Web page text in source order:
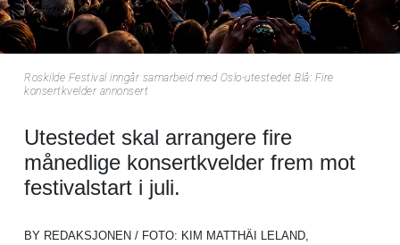
Roskilde Festival inngår samarbeid med Oslo-utestedet Blå: Fire
konsertkvelder annonsert
Utestedet skal arrangere fire
månedlige konsertkvelder frem mot
festivalstart i juli.
BY REDAKSJONEN / FOTO: KIM MATTHÄI LELAND,